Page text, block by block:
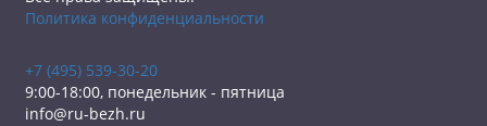
Политика конфиденциальности
+7 (495) 539-30-20
9:00-18:00, понедельник - пятница
info@ru-bezh.ru